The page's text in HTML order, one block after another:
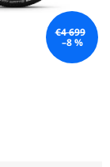
€4 699
–8 %